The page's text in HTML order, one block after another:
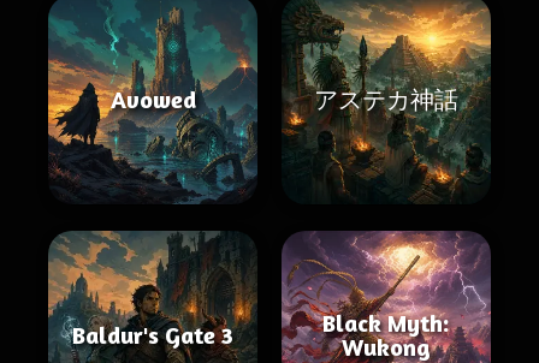
Avowed アステカ神話
Baldur's Gate 3
Black Myth:
Wukong